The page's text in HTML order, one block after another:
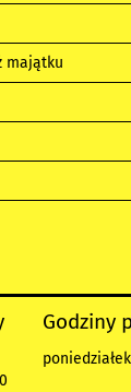
majątku
Godziny